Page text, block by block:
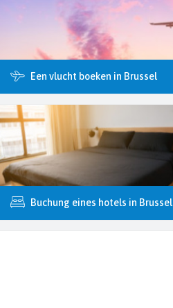
Een vlucht boeken in Brussel
Buchung eines hotels in Brussel